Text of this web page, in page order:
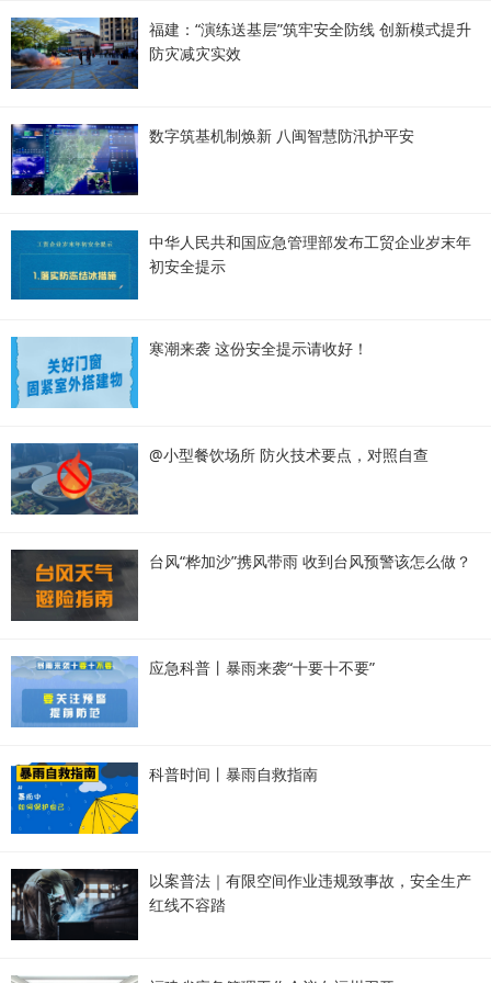
福建：“演练送基层”筑牢安全防线 创新模式提升
防灾减灾实效
数字筑基机制焕新 八闽智慧防汛护平安
中华人民共和国应急管理部发布工贸企业岁末年
初安全提示
寒潮来袭 这份安全提示请收好！
@小型餐饮场所 防火技术要点，对照自查
台风“桦加沙”携风带雨 收到台风预警该怎么做？
应急科普丨暴雨来袭“十要十不要”
科普时间丨暴雨自救指南
以案普法｜有限空间作业违规致事故，安全生产
红线不容踏